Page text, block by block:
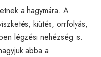
a hagymára. A
kiütés, orrfolyás,
légzési nehézség is.
abba a